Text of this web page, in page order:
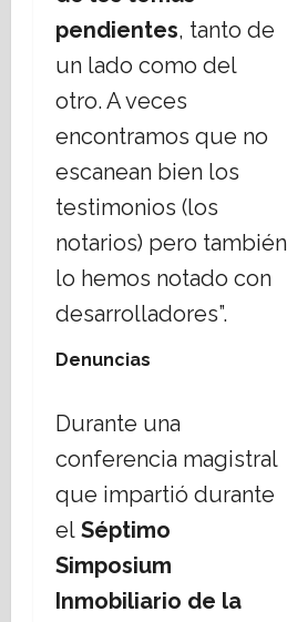
pendientes, tanto de
un lado como del
otro. A veces
encontramos que no
escanean bien los
testimonios (los
notarios) pero también
lo hemos notado con
desarrolladores”.
Denuncias
Durante una
conferencia magistral
que impartió durante
el Séptimo
Simposium
Inmobiliario de la